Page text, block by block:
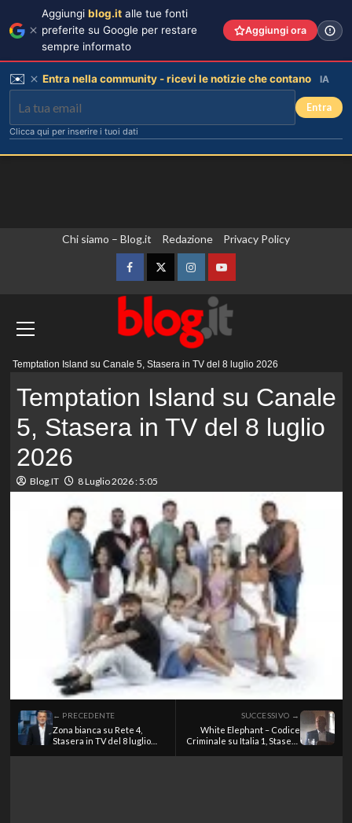
Chi siamo – Blog.it Redazione Privacy Policy
FacebookTwitterInstagramYouTube
Temptation Island su Canale 5, Stasera in TV del 8 luglio 2026
Temptation Island su Canale
5, Stasera in TV del 8 luglio
2026
Blog.IT 8 Luglio 2026 : 5:05
← PRECEDENTE
Zona bianca su Rete 4,
Stasera in TV del 8 luglio
SUCCESSIVO →
White Elephant – Codice
Criminale su Italia 1, Stasera
Aggiungi blog.it alle tue fonti
preferite su Google per restare
sempre informato
Aggiungi ora
✉️ Entra nella community - ricevi le notizie che contano IA
Entra
Clicca qui per inserire i tuoi dati